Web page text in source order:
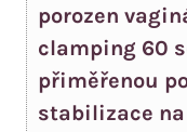
porozen
clamping 60
přiměřenou
stabilizace na